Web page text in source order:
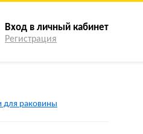
для раковины
Вход в личный кабинет
Регистрация